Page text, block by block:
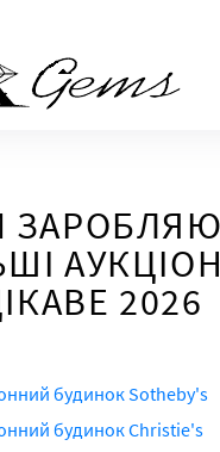
2026
будинок Sotheby's
будинок Christie's